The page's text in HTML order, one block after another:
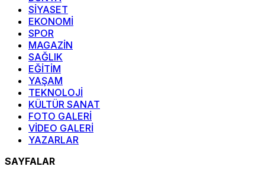
SİYASET
EKONOMİ
SPOR
MAGAZİN
SAĞLIK
EĞİTİM
YAŞAM
TEKNOLOJİ
KÜLTÜR SANAT
FOTO GALERİ
VİDEO GALERİ
YAZARLAR
SAYFALAR